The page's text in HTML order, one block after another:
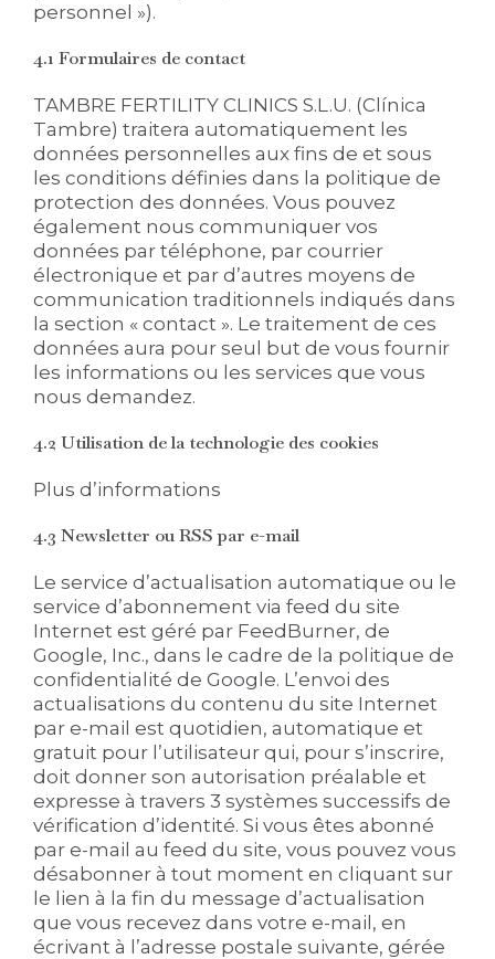
personnel »).
4.1 Formulaires de contact
TAMBRE FERTILITY CLINICS S.L.U. (Clínica
Tambre) traitera automatiquement les
données personnelles aux fins de et sous
les conditions définies dans la politique de
protection des données. Vous pouvez
également nous communiquer vos
données par téléphone, par courrier
électronique et par d’autres moyens de
communication traditionnels indiqués dans
la section « contact ». Le traitement de ces
données aura pour seul but de vous fournir
les informations ou les services que vous
nous demandez.
4.2 Utilisation de la technologie des cookies
Plus d’informations
4.3 Newsletter ou RSS par e-mail
Le service d’actualisation automatique ou le
service d’abonnement via feed du site
Internet est géré par FeedBurner, de
Google, Inc., dans le cadre de la politique de
confidentialité de Google. L’envoi des
actualisations du contenu du site Internet
par e-mail est quotidien, automatique et
gratuit pour l’utilisateur qui, pour s’inscrire,
doit donner son autorisation préalable et
expresse à travers 3 systèmes successifs de
vérification d’identité. Si vous êtes abonné
par e-mail au feed du site, vous pouvez vous
désabonner à tout moment en cliquant sur
le lien à la fin du message d’actualisation
que vous recevez dans votre e-mail, en
écrivant à l’adresse postale suivante, gérée